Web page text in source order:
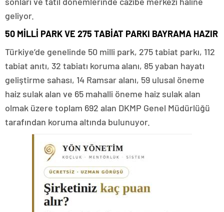
geliyor.
50 MİLLİ PARK VE 275 TABİAT PARKI BAYRAMA HAZIR
Türkiye’de genelinde 50 milli park, 275 tabiat parkı, 112
tabiat anıtı, 32 tabiatı koruma alanı, 85 yaban hayatı
geliştirme sahası, 14 Ramsar alanı, 59 ulusal öneme
haiz sulak alan ve 65 mahalli öneme haiz sulak alan
olmak üzere toplam 692 alan DKMP Genel Müdürlüğü
tarafından koruma altında bulunuyor.